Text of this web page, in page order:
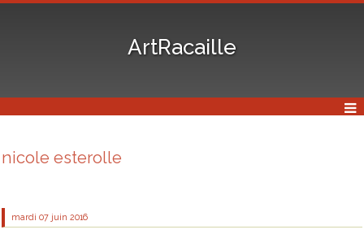
ArtRacaille
nicole esterolle
mardi 07 juin 2016